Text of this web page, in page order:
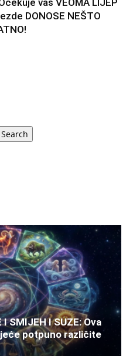
vas VEOMA LIJEP
DONOSE NEŠTO
Search
I SMIJEH I SUZE: Ova
potpuno različite